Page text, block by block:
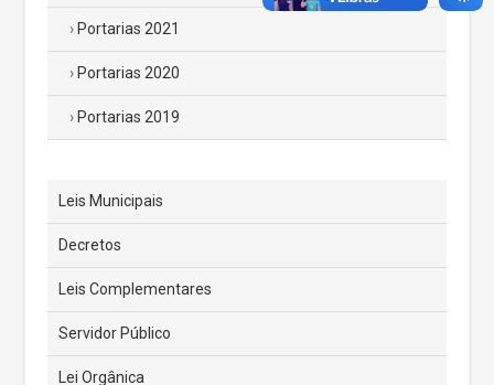
Portarias 2021
Portarias 2020
Portarias 2019
Leis Municipais
Decretos
Leis Complementares
Servidor Público
Lei Orgânica